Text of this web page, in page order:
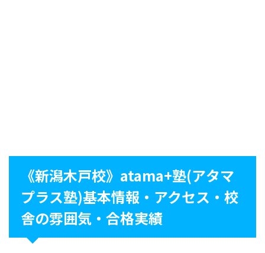
《新潟木戸校》atama+塾(アタマ
プラス塾)基本情報・アクセス・校
舎の雰囲気・合格実績